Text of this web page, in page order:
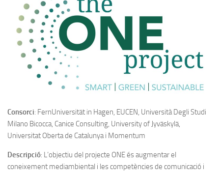
Consorci: FernUniversität in Hagen, EUCEN, Università Degli Studi
Milano Bicocca, Canice Consulting, University of Jyväskylä,
Universitat Oberta de Catalunya i Momentum
Descripció: L’objectiu del projecte ONE és augmentar el
coneixement mediambiental i les competències de comunicació i